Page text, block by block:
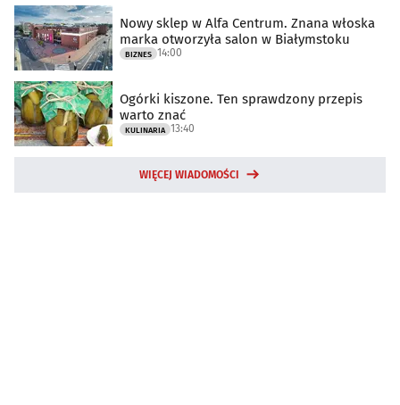
Nowy sklep w Alfa Centrum. Znana włoska
marka otworzyła salon w Białymstoku
BIZNES 14:00
Ogórki kiszone. Ten sprawdzony przepis
warto znać
KULINARIA 13:40
WIĘCEJ WIADOMOŚCI